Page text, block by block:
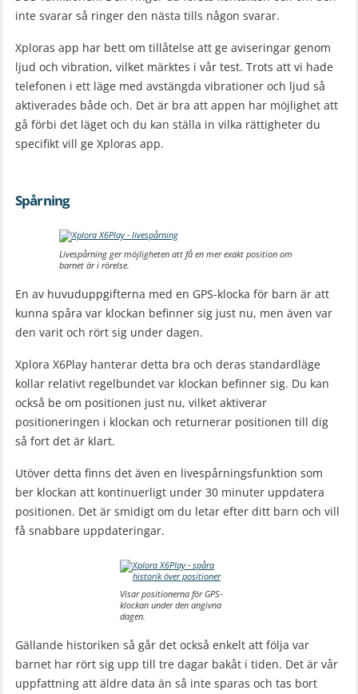
inte svarar så ringer den nästa tills någon svarar.
Xploras app har bett om tillåtelse att ge aviseringar genom
ljud och vibration, vilket märktes i vår test. Trots att vi hade
telefonen i ett läge med avstängda vibrationer och ljud så
aktiverades både och. Det är bra att appen har möjlighet att
gå förbi det läget och du kan ställa in vilka rättigheter du
specifikt vill ge Xploras app.
Spårning
Livespårning ger möjligheten att få en mer exakt position om
barnet är i rörelse.
En av huvuduppgifterna med en GPS-klocka för barn är att
kunna spåra var klockan befinner sig just nu, men även var
den varit och rört sig under dagen.
Xplora X6Play hanterar detta bra och deras standardläge
kollar relativt regelbundet var klockan befinner sig. Du kan
också be om positionen just nu, vilket aktiverar
positioneringen i klockan och returnerar positionen till dig
så fort det är klart.
Utöver detta finns det även en livespårningsfunktion som
ber klockan att kontinuerligt under 30 minuter uppdatera
positionen. Det är smidigt om du letar efter ditt barn och vill
få snabbare uppdateringar.
Visar positionerna för GPS-
klockan under den angivna
dagen.
Gällande historiken så går det också enkelt att följa var
barnet har rört sig upp till tre dagar bakåt i tiden. Det är vår
uppfattning att äldre data än så inte sparas och tas bort